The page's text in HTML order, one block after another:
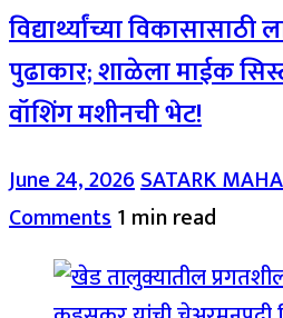
विद्यार्थ्यांच्या
पुढाकार; शाळेला माईक
वॉशिंग मशीनची भेट!
June 24, 2026SATARK
Comments1 min read